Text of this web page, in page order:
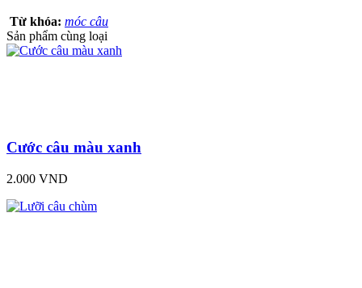
Từ khóa: móc câu
Sản phẩm cùng loại
Cước câu màu xanh
2.000 VND